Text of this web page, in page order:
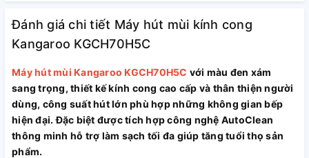
Đánh giá chi tiết Máy hút mùi kính cong
Kangaroo KGCH70H5C
Máy hút mùi Kangaroo KGCH70H5C với màu đen xám
sang trọng, thiết kế kính cong cao cấp và thân thiện người
dùng, công suất hút lớn phù hợp những không gian bếp
hiện đại. Đặc biệt được tích hợp công nghệ AutoClean
thông minh hỗ trợ làm sạch tối đa giúp tăng tuổi thọ sản
phẩm.